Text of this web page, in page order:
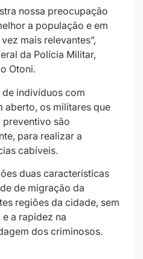
nossa preocupação
a população e em
mais relevantes”,
da Polícia Militar,
Otoni.
indivíduos com
aberto, os militares que
preventivo são
para realizar a
cabíveis.
duas características
de migração da
regiões da cidade, sem
a rapidez na
dos criminosos.